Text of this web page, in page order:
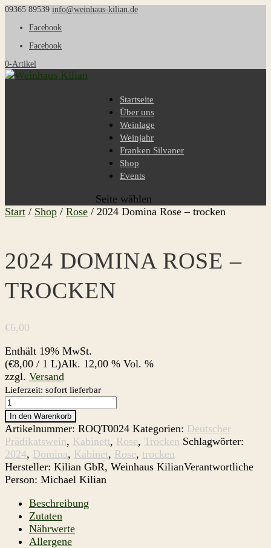
09365 89539 info@weinhaus-kilian.de
Facebook
Facebook
0-Artikel
Startseite
Über uns
Weinlage
Weinjahr
Franken Silvaner
Shop
Events
Seite wählen
Start / Shop / Rose / 2024 Domina Rose – trocken
2024 DOMINA ROSE –
TROCKEN
€6,00
Enthält 19% MwSt.
(€8,00 / 1 L)Alk. 12,00 % Vol. %
zzgl. Versand
Lieferzeit: sofort lieferbar
2024
Domina
Rose
-
trocken
Menge
In den Warenkorb
Artikelnummer: ROQT0024 Kategorien: Deutscher
Prädikatswein, Kabinett, Rose, Trocken Schlagwörter:
2024, Domina, Kabinet, Rose, trocken
Hersteller: Kilian GbR, Weinhaus KilianVerantwortliche
Person: Michael Kilian
Beschreibung
Zutaten
Nährwerte
Allergene